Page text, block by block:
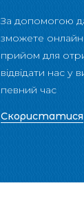
За допомогою
зможете онлайн
прийом для
відвідати нас у
певний час
Скористатися